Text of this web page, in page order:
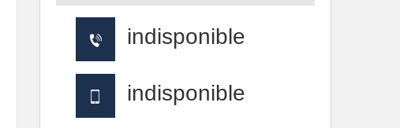
indisponible
indisponible